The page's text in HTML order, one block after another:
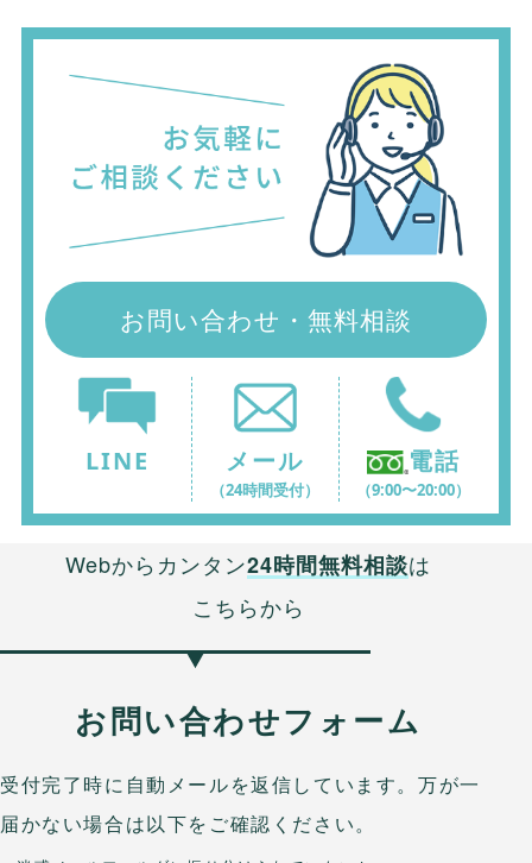
お問い合わせ・無料相談
LINE メール
（24時間受付）
電話
（9:00〜20:00）
Webからカンタン24時間無料相談は
こちらから
お問い合わせフォーム
受付完了時に自動メールを返信しています。万が一
届かない場合は以下をご確認ください。